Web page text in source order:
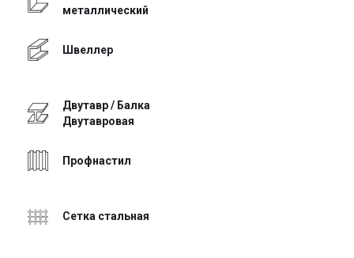
металлический
Швеллер
Двутавр / Балка
Двутавровая
Профнастил
Сетка стальная